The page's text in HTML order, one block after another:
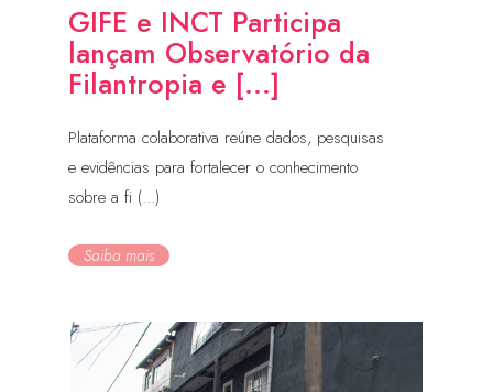
GIFE e INCT Participa
lançam Observatório da
Filantropia e [...]
Plataforma colaborativa reúne dados, pesquisas
e evidências para fortalecer o conhecimento
sobre a fi (...)
Saiba mais